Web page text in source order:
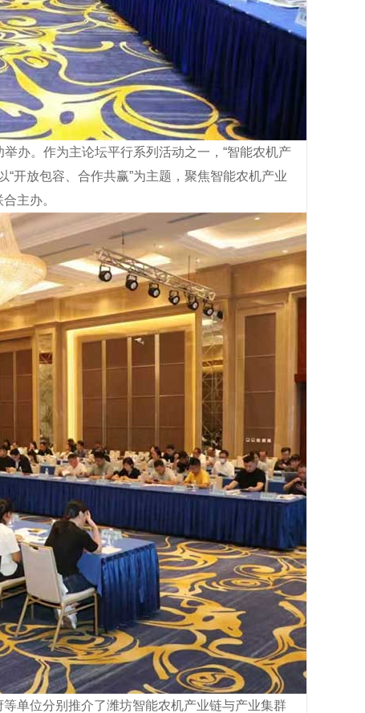
办。作为主论坛平行系列活动之一，“智能农机产
开放包容、合作共赢”为主题，聚焦智能农机产业
主办。
单位分别推介了潍坊智能农机产业链与产业集群